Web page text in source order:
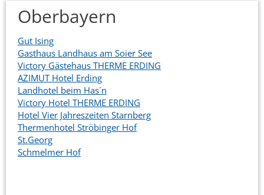
Oberbayern
Gut Ising
Gasthaus Landhaus am Soier See
Victory Gästehaus THERME ERDING
AZIMUT Hotel Erding
Landhotel beim Has´n
Victory Hotel THERME ERDING
Hotel Vier Jahreszeiten Starnberg
Thermenhotel Ströbinger Hof
St.Georg
Schmelmer Hof